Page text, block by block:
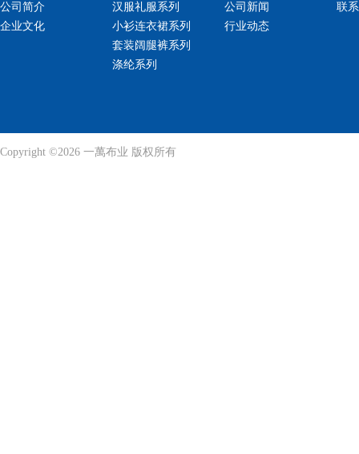
公司简介
企业文化
汉服礼服系列
小衫连衣裙系列
套装阔腿裤系列
涤纶系列
公司新闻
行业动态
联
Copyright ©2026 一萬布业 版权所有